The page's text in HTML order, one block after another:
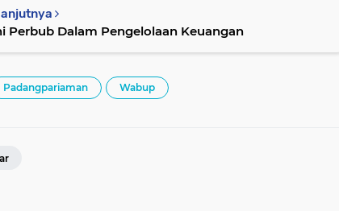
Perbub Dalam Pengelolaan Keuangan
Padangpariaman Wabup